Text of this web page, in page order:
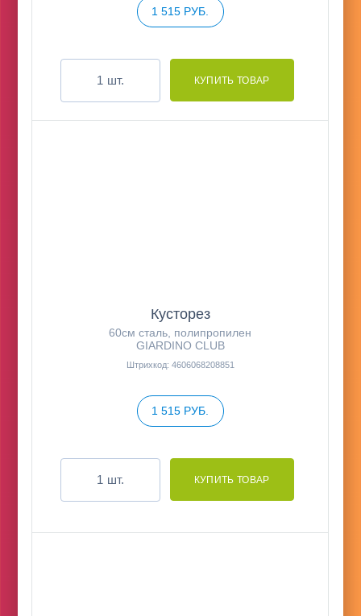
1 515 РУБ.
шт.
Кусторез
60см сталь, полипропилен
GIARDINO CLUB
Штрихкод: 4606068208851
1 515 РУБ.
шт.